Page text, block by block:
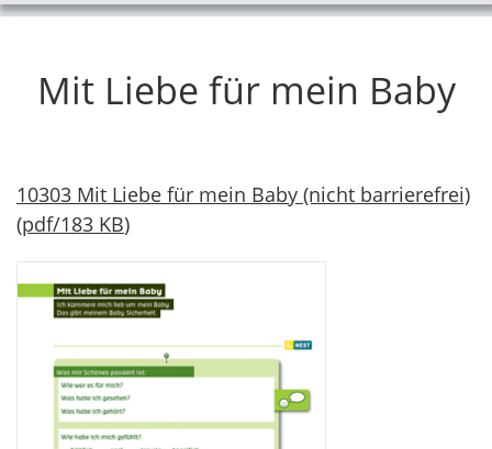
Mit Liebe für mein Baby
10303 Mit Liebe für mein Baby (nicht barrierefrei)
(pdf/183 KB)